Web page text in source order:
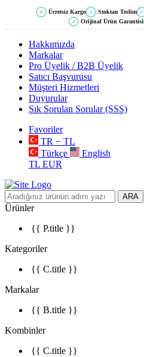
✓ Ücretsiz Kargo ✓ Stoktan Teslim ✓
✓ Orijinal Ürün Garantisi
Hakkımızda
Markalar
Pro Üyelik / B2B Üyelik
Satıcı Başvurusu
Müşteri Hizmetleri
Duyurular
Sık Sorulan Sorular (SSS)
Favoriler
TR − TL
Türkçe
English
TL EUR
ARA
Ürünler
{{ P.title }}
Kategoriler
{{ C.title }}
Markalar
{{ B.title }}
Kombinler
{{ C.title }}